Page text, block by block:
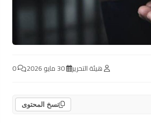
هيئة التحرير
نسخ المحتوى